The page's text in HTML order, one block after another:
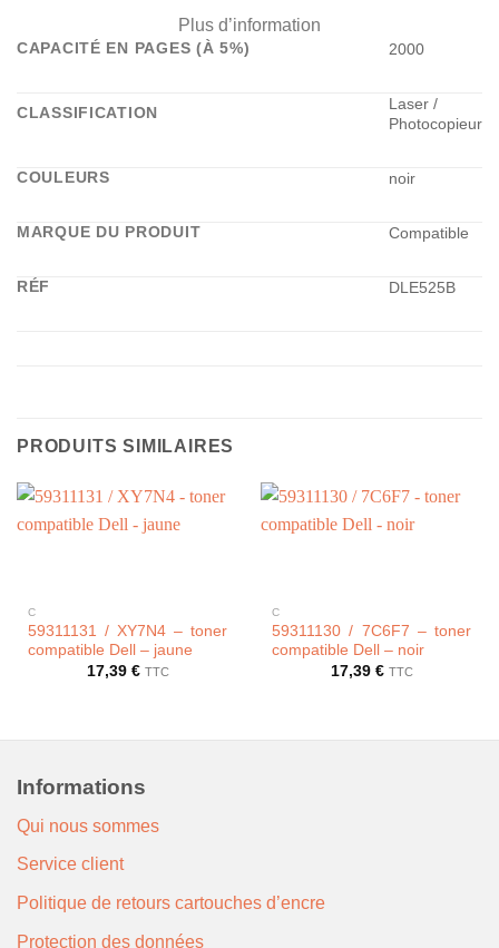
Plus d’information
CAPACITÉ EN PAGES (À 5%) 2000
CLASSIFICATION
Laser /
Photocopieur
COULEURS noir
MARQUE DU PRODUIT Compatible
RÉF DLE525B
PRODUITS SIMILAIRES
C
59311131 / XY7N4 – toner
compatible Dell – jaune
17,39 € TTC
C
59311130 / 7C6F7 – toner
compatible Dell – noir
17,39 € TTC
Informations
Qui nous sommes
Service client
Politique de retours cartouches d’encre
Protection des données